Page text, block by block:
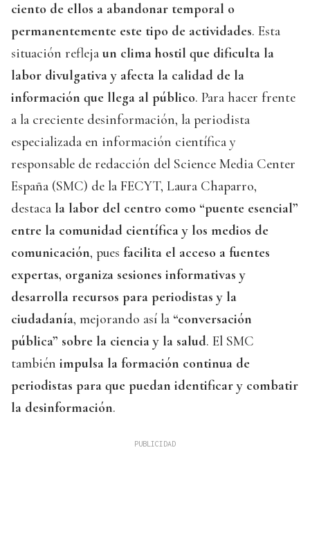
ciento de ellos a abandonar temporal o
permanentemente este tipo de actividades. Esta
situación refleja un clima hostil que dificulta la
labor divulgativa y afecta la calidad de la
información que llega al público. Para hacer frente
a la creciente desinformación, la periodista
especializada en información científica y
responsable de redacción del Science Media Center
España (SMC) de la FECYT, Laura Chaparro,
destaca la labor del centro como “puente esencial”
entre la comunidad científica y los medios de
comunicación, pues facilita el acceso a fuentes
expertas, organiza sesiones informativas y
desarrolla recursos para periodistas y la
ciudadanía, mejorando así la “conversación
pública” sobre la ciencia y la salud. El SMC
también impulsa la formación continua de
periodistas para que puedan identificar y combatir
la desinformación.